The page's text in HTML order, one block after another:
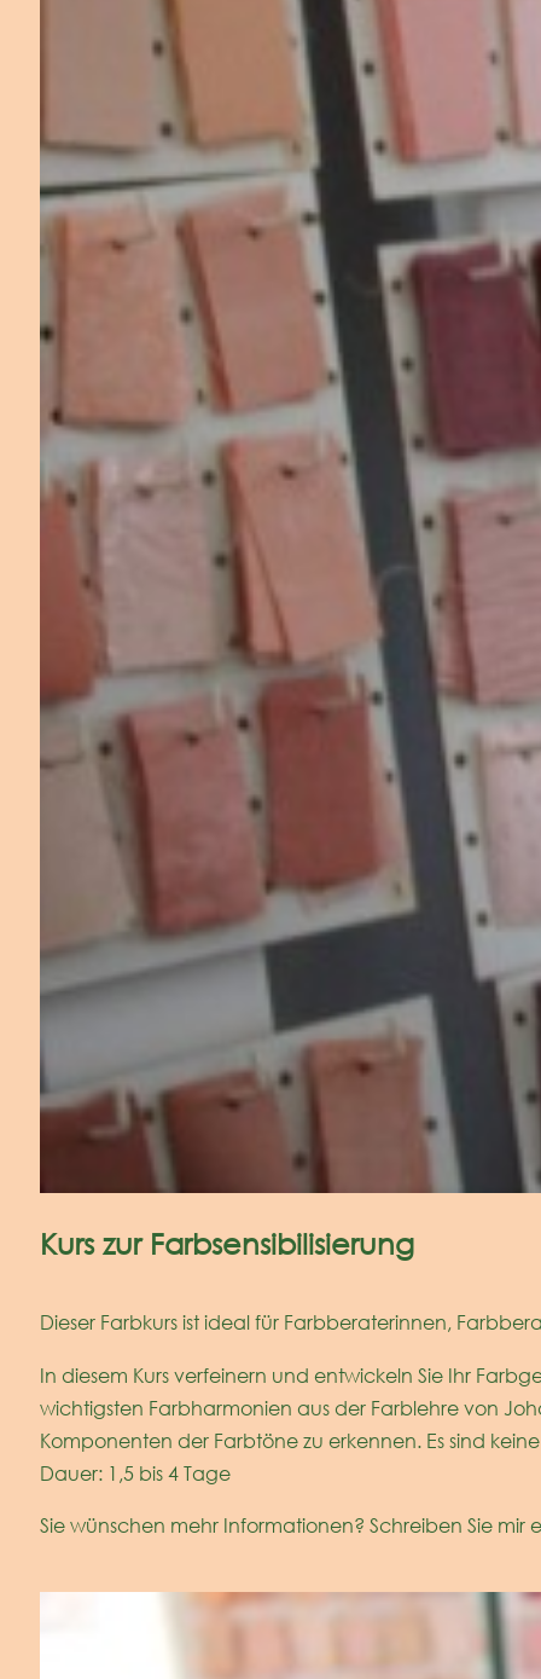
Kurs zur Farbsensibilisierung
Dieser Farbkurs ist ideal für Farbberaterinnen,
In diesem Kurs verfeinern und entwickeln Sie Ihr
wichtigsten Farbharmonien aus der Farblehre von
Komponenten der Farbtöne zu erkennen. Es sind
Dauer: 1,5 bis 4 Tage
Sie wünschen mehr Informationen? Schreiben Sie mir